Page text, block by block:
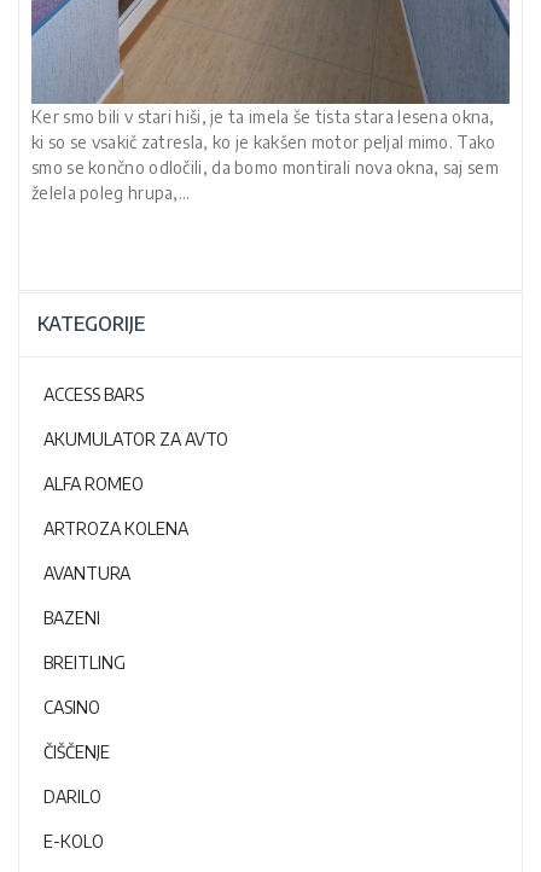
Ker smo bili v stari hiši, je ta imela še tista stara lesena okna,
ki so se vsakič zatresla, ko je kakšen motor peljal mimo. Tako
smo se končno odločili, da bomo montirali nova okna, saj sem
želela poleg hrupa,…
KATEGORIJE
ACCESS BARS
AKUMULATOR ZA AVTO
ALFA ROMEO
ARTROZA KOLENA
AVANTURA
BAZENI
BREITLING
CASINO
ČIŠČENJE
DARILO
E-KOLO